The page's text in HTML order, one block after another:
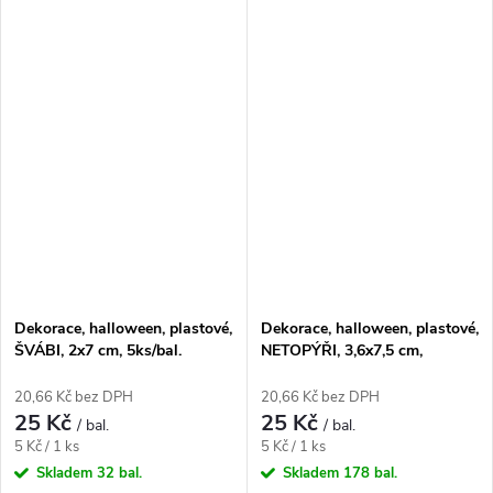
Dekorace, halloween, plastové,
ŠVÁBI, 2x7 cm, 5ks/bal.
20,66 Kč bez DPH
25 Kč/ bal.
Měrná
cena:
5 Kč / 1 ks
Skladem 32 bal.
Dekorace, halloween, plastové,
NETOPÝŘI, 3,6x7,5 cm,
20,66 Kč bez DPH
25 Kč/ bal.
Měrná
cena:
5 Kč / 1 ks
Skladem 178 bal.